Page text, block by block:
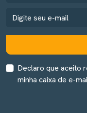
Declaro que aceito
minha caixa de e-